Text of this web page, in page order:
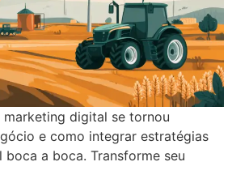
digital se tornou
e como integrar estratégias
a boca. Transforme seu